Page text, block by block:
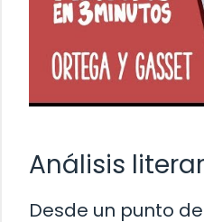
Análisis
Desde un punto